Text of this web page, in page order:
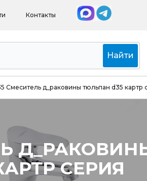
Контакты
Найти
Смеситель д_раковины тюльпан d35 картр
СЕРИЯ